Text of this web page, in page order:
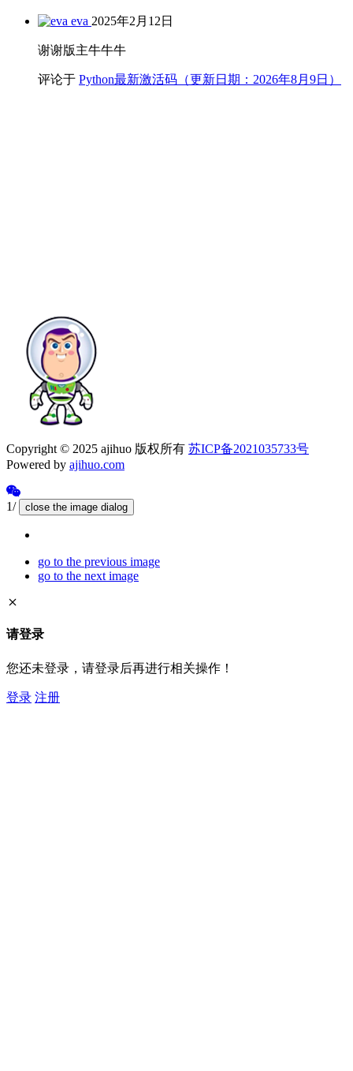
eva 2025年2月12日
谢谢版主牛牛牛
评论于 Python最新激活码（更新日期：2026年8月9日）
Copyright © 2025 ajihuo 版权所有 苏ICP备2021035733号
Powered by ajihuo.com
1/ close the image dialog
go to the previous image
go to the next image
请登录
您还未登录，请登录后再进行相关操作！
登录 注册